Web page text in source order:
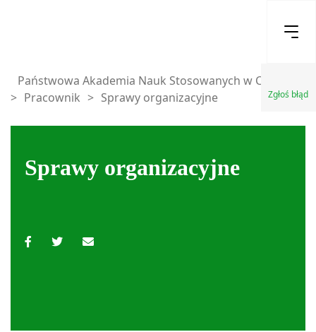
Zgłoś błąd
Państwowa Akademia Nauk Stosowanych w Chełmie
> Pracownik > Sprawy organizacyjne
Sprawy organizacyjne